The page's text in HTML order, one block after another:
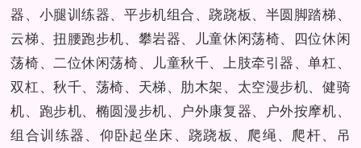
器、小腿训练器、平步机组合、跷跷板、半圆脚踏梯、
云梯、扭腰跑步机、攀岩器、儿童休闲荡椅、四位休闲
荡椅、二位休闲荡椅、儿童秋千、上肢牵引器、单杠、
双杠、秋千、荡椅、天梯、肋木架、太空漫步机、健骑
机、跑步机、椭圆漫步机、户外康复器、户外按摩机、
组合训练器、仰卧起坐床、跷跷板、爬绳、爬杆、吊